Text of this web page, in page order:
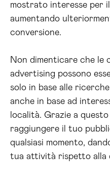
mostrato interesse per
aumentando
conversione.
Non dimenticare che le
advertising possono
solo in base alle
anche in base ad
località. Grazie a
raggiungere il tuo
qualsiasi momento,
tua attività rispetto alla